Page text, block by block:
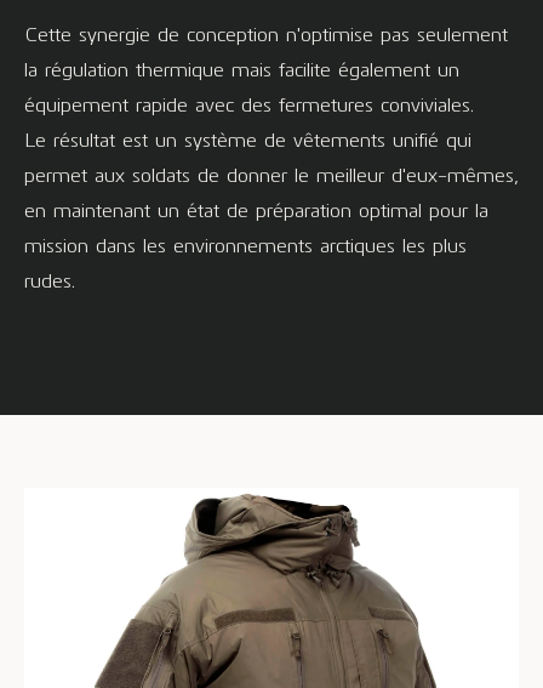
Cette synergie de conception n'optimise pas seulement
la régulation thermique mais facilite également un
équipement rapide avec des fermetures conviviales.
Le résultat est un système de vêtements unifié qui
permet aux soldats de donner le meilleur d'eux-mêmes,
en maintenant un état de préparation optimal pour la
mission dans les environnements arctiques les plus
rudes.